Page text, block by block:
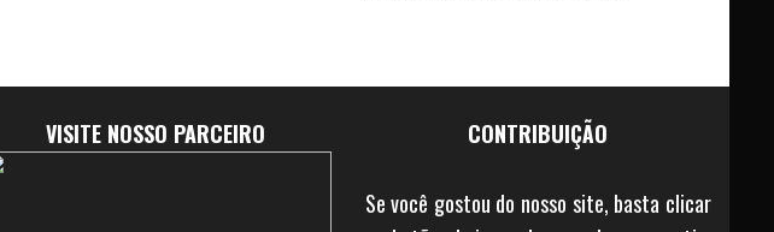
VISITE NOSSO PARCEIRO CONTRIBUIÇÃO
Se você gostou do nosso site, basta clicar